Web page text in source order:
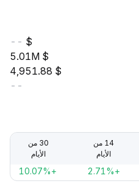
--
5.01M
4,951.88
--
14 من
الأيام
30 من
الأيام
+2.71%
+10.07%